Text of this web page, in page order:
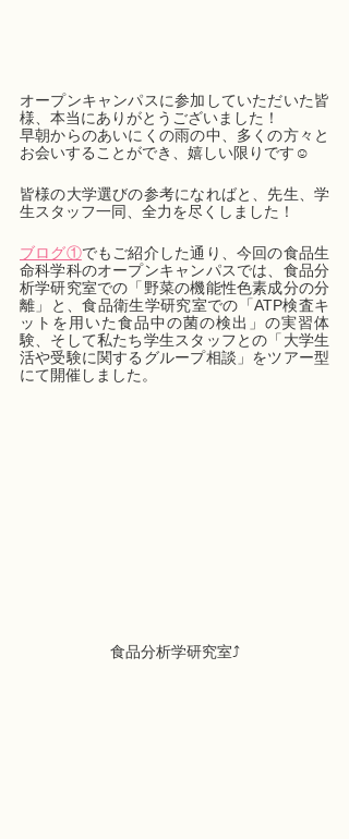
オープンキャンパスに参加していただいた皆
様、本当にありがとうございました！
早朝からのあいにくの雨の中、多くの方々と
お会いすることができ、嬉しい限りです☺️
皆様の大学選びの参考になればと、先生、学
生スタッフ一同、全力を尽くしました！
ブログ①でもご紹介した通り、今回の食品生
命科学科のオープンキャンパスでは、食品分
析学研究室での「野菜の機能性色素成分の分
離」と、食品衛生学研究室での「ATP検査キ
ットを用いた食品中の菌の検出」の実習体
験、そして私たち学生スタッフとの「大学生
活や受験に関するグループ相談」をツアー型
にて開催しました。
食品分析学研究室⤴︎